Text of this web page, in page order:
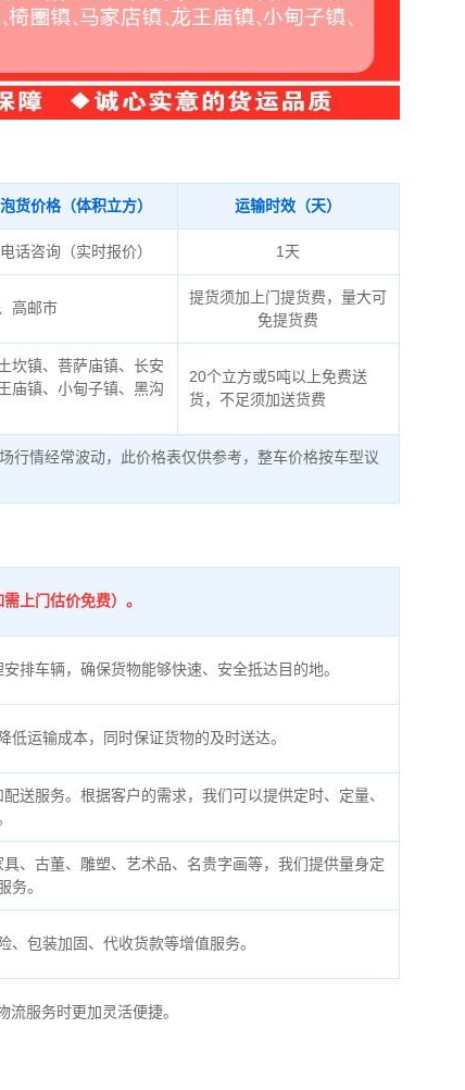
泡货价格（体积立方） 运输时效（天）
电话咨询（实时报价） 1天
高邮市
提货须加上门提货费，量大可
免提货费
坎镇、菩萨庙镇、长安
庙镇、小甸子镇、黑沟
20个立方或5吨以上免费送
货，不足须加送货费
行情经常波动，此价格表仅供参考，整车价格按车型议
上门估价免费）。
排车辆，确保货物能够快速、安全抵达目的地。
运输成本，同时保证货物的及时送达。
送服务。根据客户的需求，我们可以提供定时、定量、
、古董、雕塑、艺术品、名贵字画等，我们提供量身定
务。
包装加固、代收货款等增值服务。
服务时更加灵活便捷。